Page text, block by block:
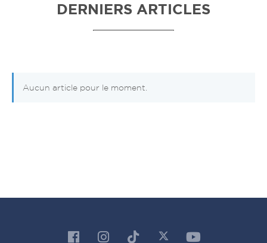
DERNIERS ARTICLES
Aucun article pour le moment.